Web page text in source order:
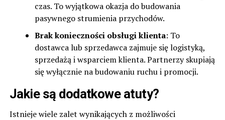
czas. To wyjątkowa okazja do budowania
pasywnego strumienia przychodów.
Brak konieczności obsługi klienta: To
dostawca lub sprzedawca zajmuje się logistyką,
sprzedażą i wsparciem klienta. Partnerzy skupiają
się wyłącznie na budowaniu ruchu i promocji.
Jakie są dodatkowe atuty?
Istnieje wiele zalet wynikających z możliwości